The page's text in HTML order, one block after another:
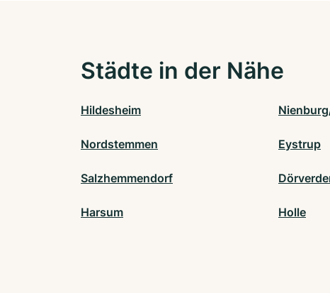
Städte in der Nähe
Hildesheim
Nordstemmen Eystrup
Salzhemmendorf
Harsum Holle